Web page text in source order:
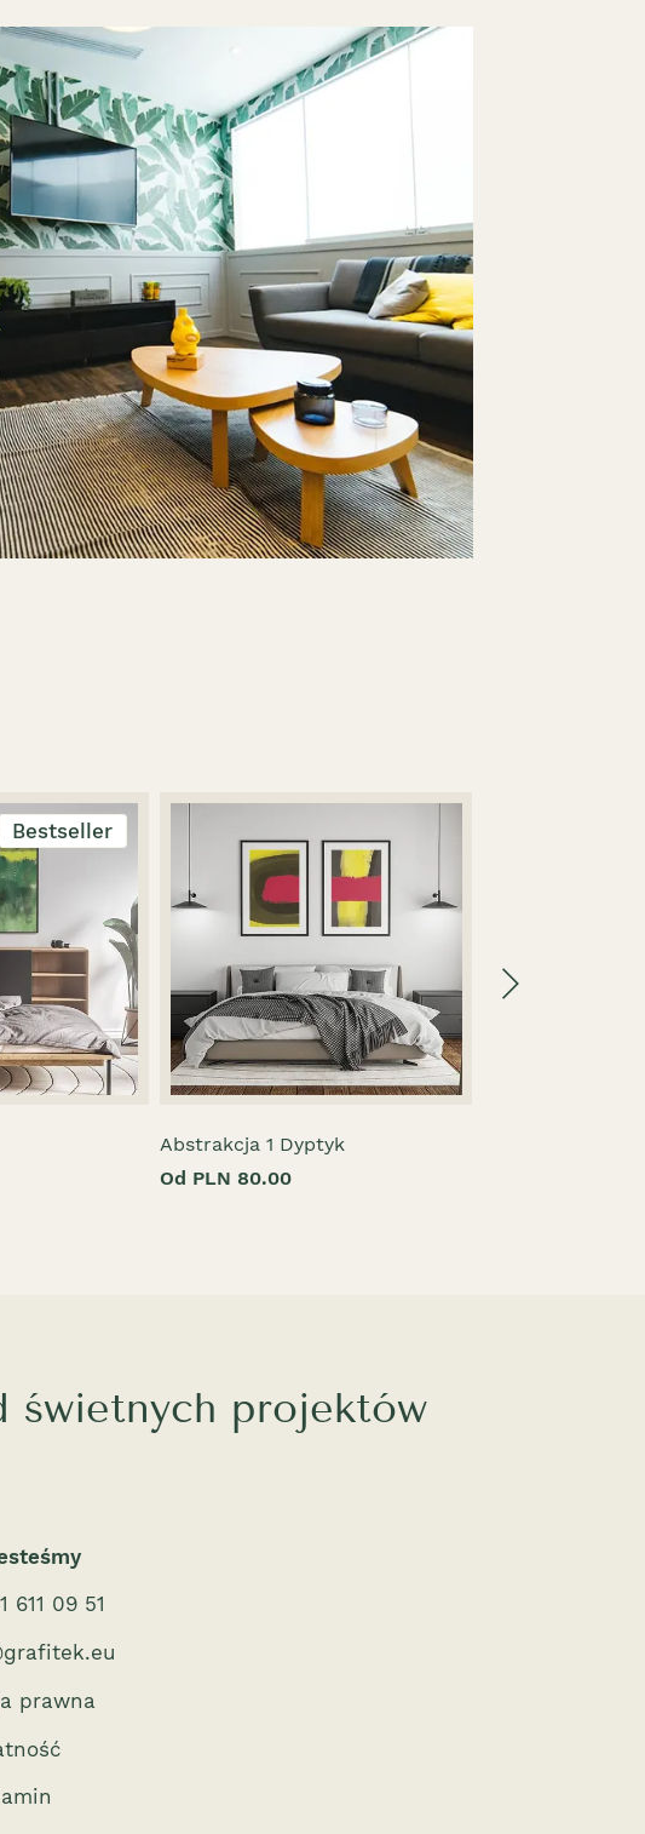
Bestseller
Abstrakcja 1 Dyptyk
Od PLN 80.00
świetnych projektów
611 09 51
prawna